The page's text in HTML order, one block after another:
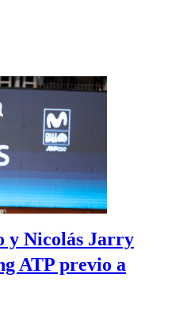
y Nicolás Jarry
ATP previo a